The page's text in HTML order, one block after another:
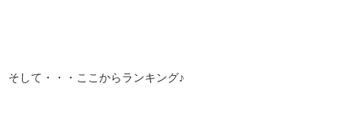
そして・・・ここからランキング♪